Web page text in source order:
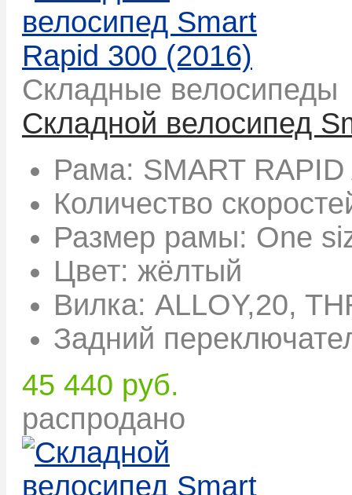
Складные велосипеды
Складной велосипед
Рама: SMART
Количество
Размер рамы: One
Цвет: жёлтый
Вилка: ALLOY,20,
Задний
45 440 руб.
распродано